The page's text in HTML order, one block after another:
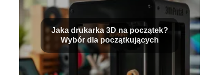
Jaka drukarka 3D na początek?
Wybór dla początkujących